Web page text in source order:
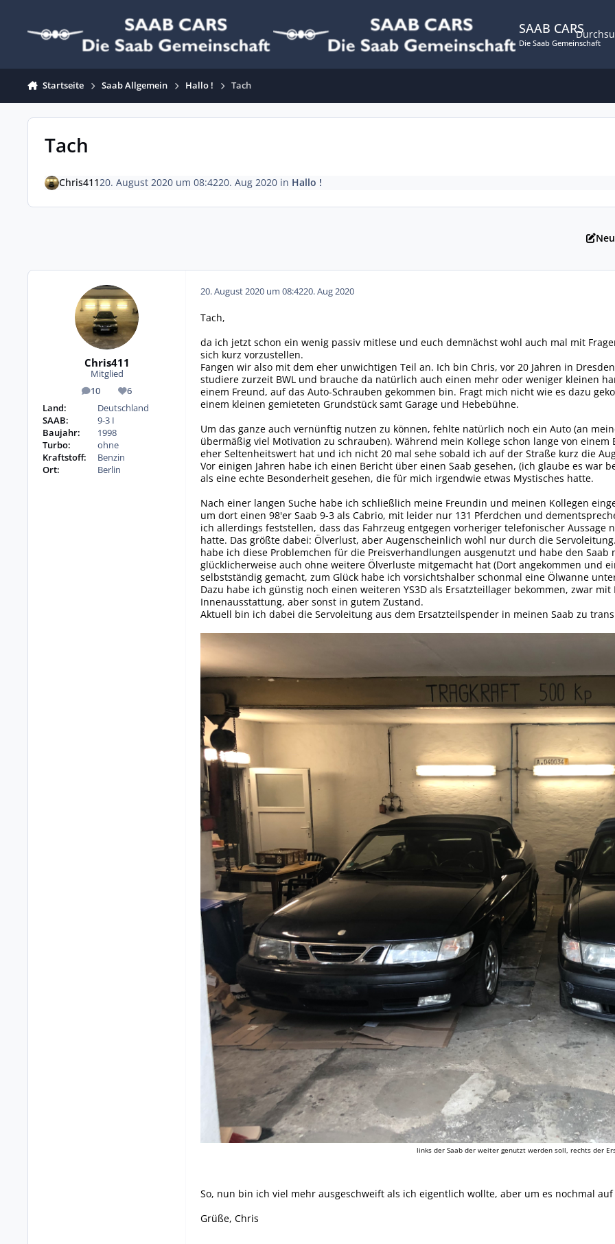
SAAB CARS
Die Saab Gemeinschaft
Startseite Saab Allgemein Hallo ! Tach
Tach
Chris41120. August 2020 um 08:4220. Aug 2020in Hallo !
Chris411
Mitglied
10
Beiträge 6
Reputation
Land:
Deutschland
SAAB:
9-3 I
Baujahr:
1998
Turbo:
ohne
Kraftstoff:
Benzin
Ort:
Berlin
20. August 2020 um 08:4220. Aug 2020
Tach,
da ich jetzt schon ein wenig passiv mitlese und euch demnächst wohl auch mal mit
sich kurz vorzustellen.
Fangen wir also mit dem eher unwichtigen Teil an. Ich bin Chris, vor 20 Jahren in
studiere zurzeit BWL und brauche da natürlich auch einen mehr oder weniger kleinen
einem Freund, auf das Auto-Schrauben gekommen bin. Fragt mich nicht wie es dazu
einem kleinen gemieteten Grundstück samt Garage und Hebebühne.
Um das ganze auch vernünftig nutzen zu können, fehlte natürlich noch ein Auto (an
übermäßig viel Motivation zu schrauben). Während mein Kollege schon lange von
eher Seltenheitswert hat und ich nicht 20 mal sehe sobald ich auf der Straße kurz die
Vor einigen Jahren habe ich einen Bericht über einen Saab gesehen, (ich glaube es war
als eine echte Besonderheit gesehen, die für mich irgendwie etwas Mystisches hatte.
Nach einer langen Suche habe ich schließlich meine Freundin und meinen Kollegen
um dort einen 98'er Saab 9-3 als Cabrio, mit leider nur 131 Pferdchen und
ich allerdings feststellen, dass das Fahrzeug entgegen vorheriger telefonischer
hatte. Das größte dabei: Ölverlust, aber Augenscheinlich wohl nur durch die
habe ich diese Problemchen für die Preisverhandlungen ausgenutzt und habe den
glücklicherweise auch ohne weitere Ölverluste mitgemacht hat (Dort angekommen und
selbstständig gemacht, zum Glück habe ich vorsichtshalber schonmal eine Ölwanne
Dazu habe ich günstig noch einen weiteren YS3D als Ersatzteillager bekommen, zwar
Innenausstattung, aber sonst in gutem Zustand.
Aktuell bin ich dabei die Servoleitung aus dem Ersatzteilspender in meinen Saab zu
links der Saab der weiter genutzt werden soll, rechts der
So, nun bin ich viel mehr ausgeschweift als ich eigentlich wollte, aber um es nochmal
Grüße, Chris